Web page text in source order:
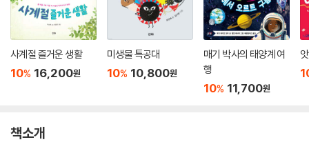
사계절 즐거운 생활
10% 16,200원
미생물 특공대
10% 10,800원
매기 박사의 태양계 여
행
10% 11,700원
책소개